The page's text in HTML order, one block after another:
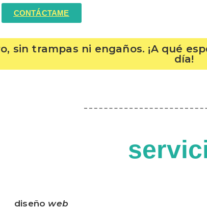
CONTÁCTAME
sin trampas ni engaños. ¡A qué
día!
diseño web